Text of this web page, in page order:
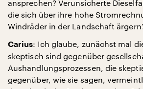
ansprechen? Verunsicherte
die sich über ihre hohe
Windräder in der Landschaft
Carius: Ich glaube, zunächst mal
skeptisch sind gegenüber
Aushandlungsprozessen, die
gegenüber, wie sie sagen,